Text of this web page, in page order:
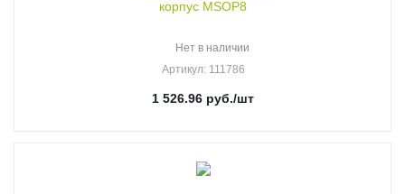
корпус MSOP8
Нет в наличии
Артикул: 111786
1 526.96 руб./шт